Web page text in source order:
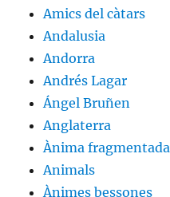
Amics del càtars
Andalusia
Andorra
Andrés Lagar
Ángel Bruñen
Anglaterra
Ànima fragmentada
Animals
Ànimes bessones